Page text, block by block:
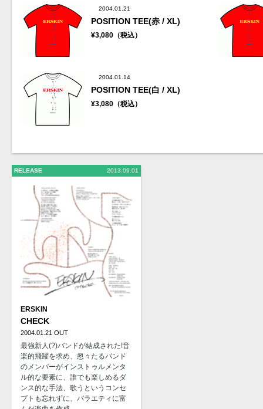
2004.01.21
POSITION TEE(赤 / XL)
¥3,080（税込）
2004.01.14
POSITION TEE(白 / XL)
¥3,080（税込）
RELEASE 2013.09.01
ERSKIN
CHECK
2004.01.21 OUT
最強新人(?)バンドが結成された!音
楽的飛躍を求め、怱々たるバンド
のメンバーがインストゥルメンタ
ル的な要素に、誰でも楽しめるダ
ンス的な手法、歌うというコンセ
プトも忘れずに、バラエティに富